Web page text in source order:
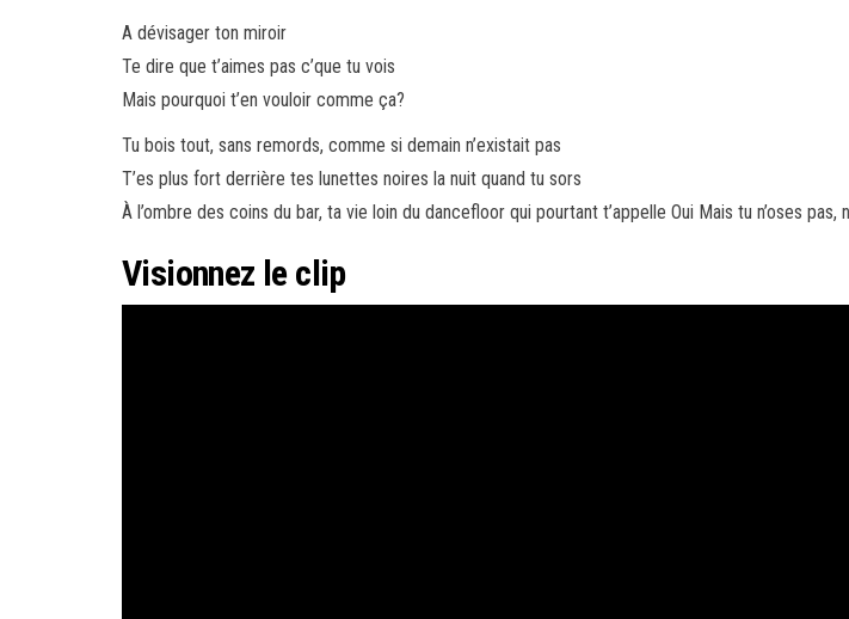
A dévisager ton miroir
Te dire que t’aimes pas c’que tu vois
Mais pourquoi t’en vouloir comme ça?
Tu bois tout, sans remords, comme si demain n’existait pas
T’es plus fort derrière tes lunettes noires la nuit quand tu sors
À l’ombre des coins du bar, ta vie loin du dancefloor qui pourtant t’appelle Oui Mais tu n’oses pas,
Visionnez le clip